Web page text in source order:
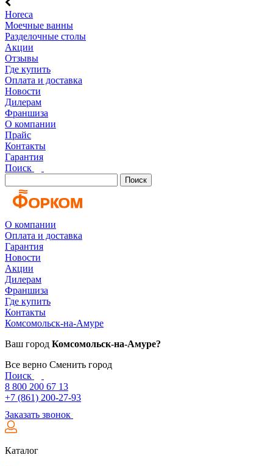
Horeca
Моечные ванны
Разделочные столы
Акции
Отзывы
Где купить
Оплата и доставка
Новости
Дилерам
Франшиза
О компании
Прайс
Контакты
Гарантия
Поиск
Поиск
О компании
Оплата и доставка
Гарантия
Новости
Акции
Дилерам
Франшиза
Где купить
Контакты
Комсомольск-на-Амуре
Ваш город Комсомольск-на-Амуре?
Все верно Сменить город
Поиск
8 800 200 67 13
+7 (861) 200-27-93
Заказать звонок
Каталог